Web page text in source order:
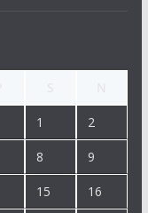
1 2
8 9
15 16